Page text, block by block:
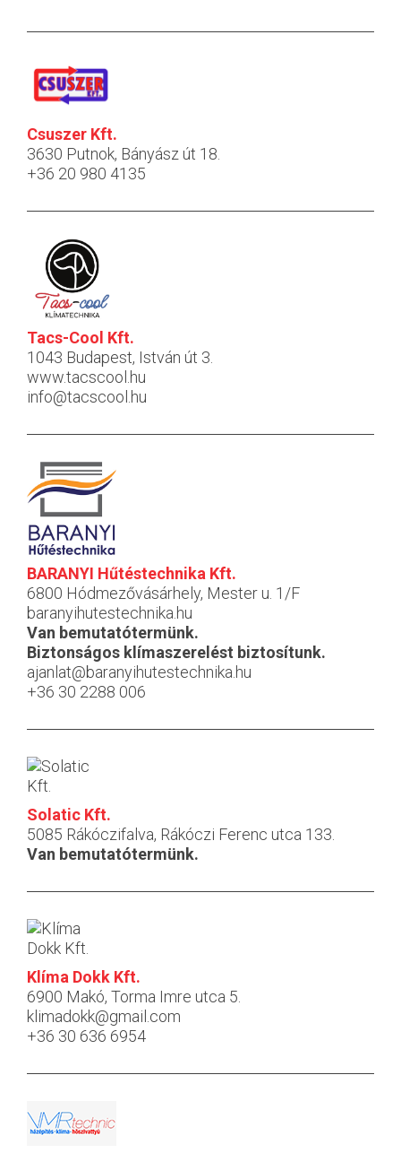
Csuszer Kft.
3630 Putnok, Bányász út 18.
+36 20 980 4135
Tacs-Cool Kft.
1043 Budapest, István út 3.
www.tacscool.hu
info@tacscool.hu
BARANYI Hűtéstechnika Kft.
6800 Hódmezővásárhely, Mester u. 1/F
baranyihutestechnika.hu
Van bemutatótermünk.
Biztonságos klímaszerelést biztosítunk.
ajanlat@baranyihutestechnika.hu
+36 30 2288 006
Solatic Kft.
5085 Rákóczifalva, Rákóczi Ferenc utca 133.
Van bemutatótermünk.
Klíma Dokk Kft.
6900 Makó, Torma Imre utca 5.
klimadokk@gmail.com
+36 30 636 6954